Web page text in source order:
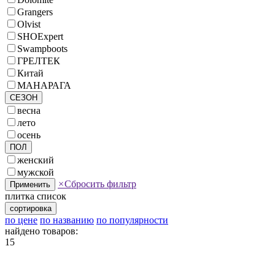
Grangers
Olvist
SHOExpert
Swampboots
ГРЕЛТЕК
Китай
МАНАРАГА
СЕЗОН
весна
лето
осень
ПОЛ
женский
мужской
Применить ×Сбросить фильтр
плитка список
сортировка
по цене по названию по популярности
найдено товаров:
15